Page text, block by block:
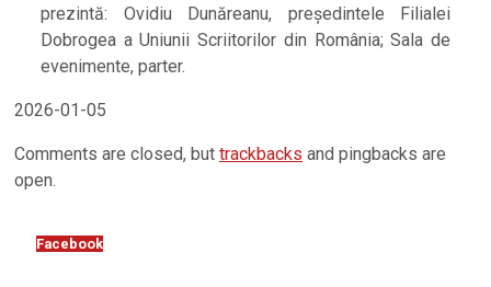
prezintă: Ovidiu Dunăreanu, președintele Filialei
Dobrogea a Uniunii Scriitorilor din România; Sala de
evenimente, parter.
2026-01-05
Comments are closed, but trackbacks and pingbacks are
open.
Facebook